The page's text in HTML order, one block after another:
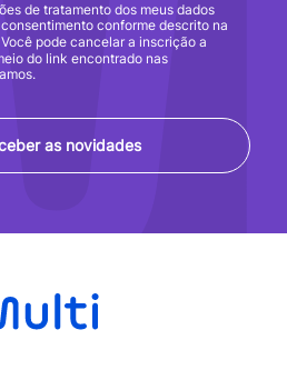
as novidades
de tratamento dos meus dados
conforme descrito na
Você pode cancelar a inscrição a
do link encontrado nas